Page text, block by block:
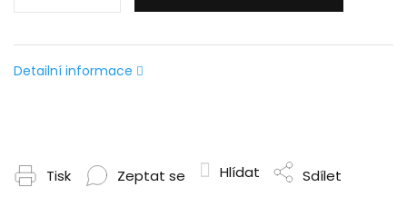
Detailní informace
Tisk Zeptat se Hlídat Sdílet